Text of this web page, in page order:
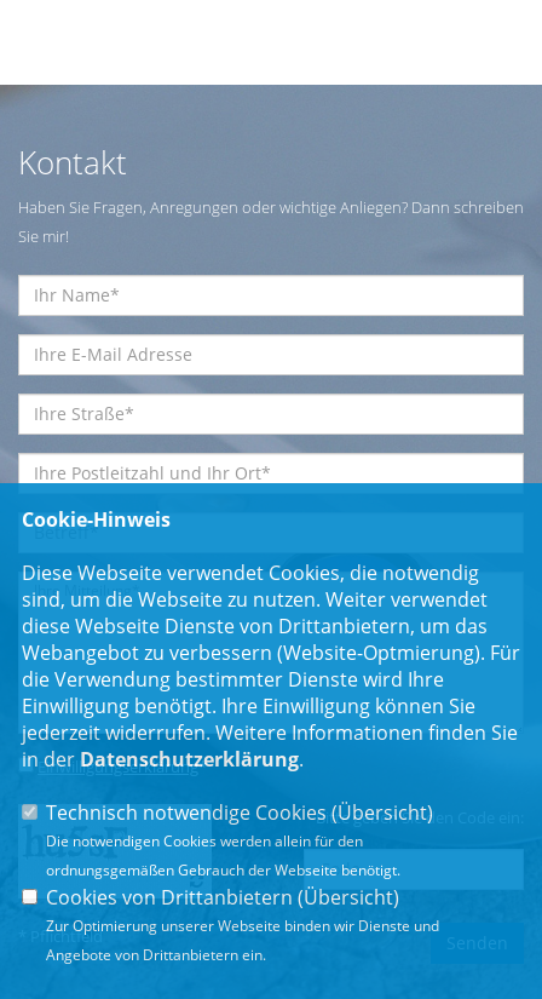
Kontakt
Haben Sie Fragen, Anregungen oder wichtige Anliegen? Dann schreiben
Sie mir!
Einwilligungserklärung*
Bitte geben Sie den Code ein:
* Pflichtfeld
Cookie-Hinweis
Diese Webseite verwendet Cookies, die notwendig
sind, um die Webseite zu nutzen. Weiter verwendet
diese Webseite Dienste von Drittanbietern, um das
Webangebot zu verbessern (Website-Optmierung). Für
die Verwendung bestimmter Dienste wird Ihre
Einwilligung benötigt. Ihre Einwilligung können Sie
jederzeit widerrufen. Weitere Informationen finden Sie
in der Datenschutzerklärung.
Technisch notwendige Cookies (Übersicht)
Die notwendigen Cookies werden allein für den
ordnungsgemäßen Gebrauch der Webseite benötigt.
Cookies von Drittanbietern (Übersicht)
Zur Optimierung unserer Webseite binden wir Dienste und
Angebote von Drittanbietern ein.